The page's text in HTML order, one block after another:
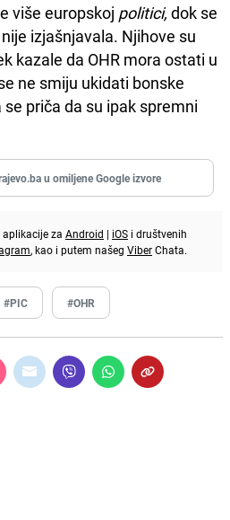
više europskoj politici, dok se
izjašnjavala. Njihove su
kazale da OHR mora ostati u
ne smiju ukidati bonske
priča da su ipak spremni
u omiljene Google izvore
za Android | iOS i društvenih
, kao i putem našeg ViberChata.
#PIC #OHR